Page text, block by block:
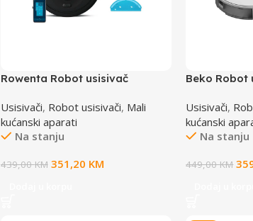
Rowenta Robot usisivač
Usisivači, Robot usisivači, Mali
kućanski aparati
Na stanju
439,00KM 351,20 KM
Beko Robot
Usisivači,
kućanski
Na stanju
449,00KM